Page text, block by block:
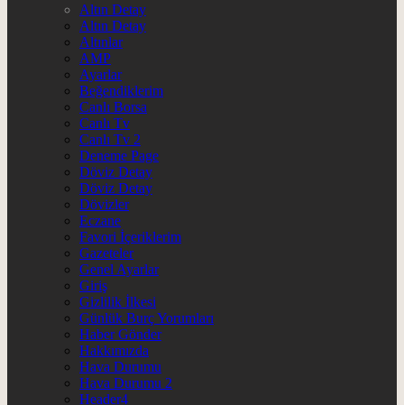
Altın Detay
Altın Detay
Altınlar
AMP
Ayarlar
Beğendiklerim
Canlı Borsa
Canlı Tv
Canlı Tv 2
Deneme Page
Döviz Detay
Döviz Detay
Dövizler
Eczane
Favori İçeriklerim
Gazeteler
Genel Ayarlar
Giriş
Gizlilik İlkesi
Günlük Burç Yorumları
Haber Gönder
Hakkımızda
Hava Durumu
Hava Durumu 2
Header4